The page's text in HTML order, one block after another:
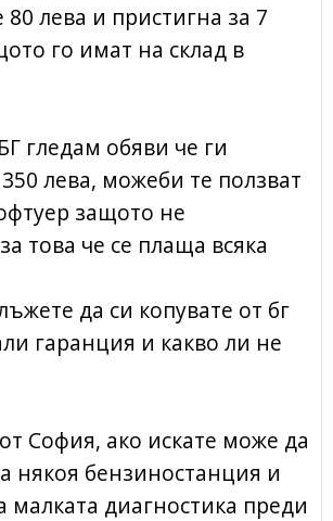
лева и пристигна за 7
го имат на склад в
гледам обяви че ги
лева, можеби те ползват
защото не
това че се плаща всяка
да си копувате от бг
гаранция и какво ли не
София, ако искате може да
някоя бензиностанция и
малката диагностика преди